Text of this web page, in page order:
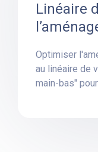
Linéaire
Optimiser
au linéaire de
main-bas"